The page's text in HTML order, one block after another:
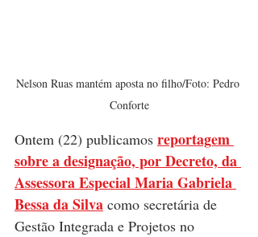
Nelson Ruas mantém aposta no filho/Foto: Pedro
Conforte
Ontem (22) publicamos reportagem
sobre a designação, por Decreto, da
Assessora Especial Maria Gabriela
Bessa da Silva como secretária de
Gestão Integrada e Projetos no